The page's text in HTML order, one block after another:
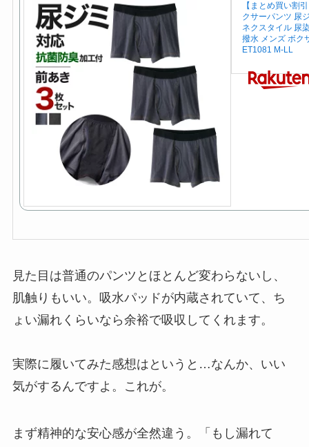
【まとめ買い割
クサーパンツ 尿
ネクスタイル 尿
撥水 メンズ ボク
ET1081 M-LL
見た目は普通のパンツとほとんど変わらないし、
肌触りもいい。吸水パッドが内蔵されていて、ち
ょい漏れくらいなら余裕で吸収してくれます。
実際に履いてみた感想はというと…なんか、いい
気がするんですよ。これが。
まず精神的な安心感が全然違う。「もし漏れて